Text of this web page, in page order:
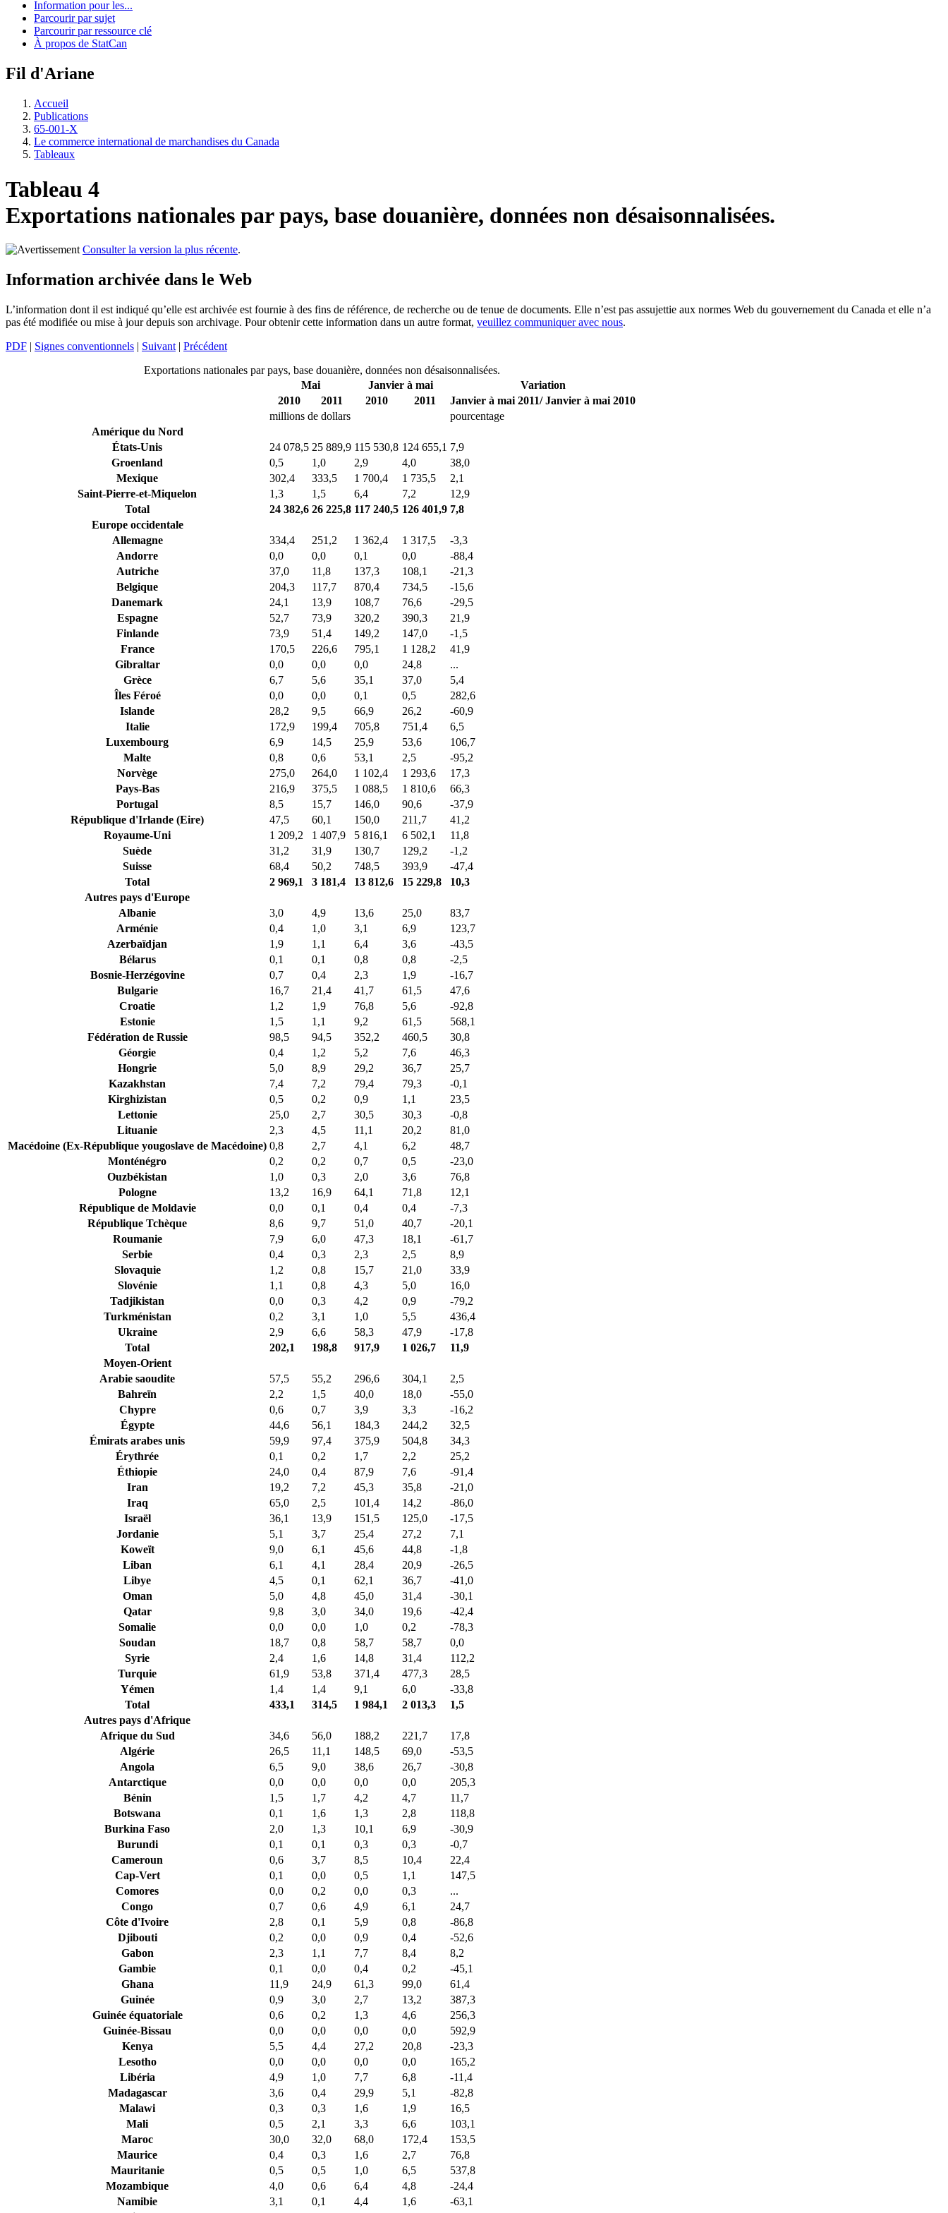
Information pour les...
Parcourir par sujet
Parcourir par ressource clé
À propos de StatCan
Fil d'Ariane
Accueil
Publications
65-001-X
Le commerce international de marchandises du Canada
Tableaux
Tableau 4
Exportations nationales par pays, base douanière, données non désaisonnalisées.
Consulter la version la plus récente.
Information archivée dans le Web
L’information dont il est indiqué qu’elle est archivée est fournie à des fins de référence, de recherche ou de tenue de documents. Elle n’est pas assujettie aux normes Web du gouvernement du Canada et elle n’a
pas été modifiée ou mise à jour depuis son archivage. Pour obtenir cette information dans un autre format, veuillez communiquer avec nous.
PDF | Signes conventionnels | Suivant | Précédent
Exportations nationales par pays, base douanière, données non désaisonnalisées.
Mai
Janvier à mai
Variation
2010
2011 2010 2011
Janvier à mai 2011/ Janvier à mai 2010
millions de dollars
pourcentage
Amérique du Nord
États-Unis
24 078,5 25 889,9 115 530,8 124 655,1 7,9
Groenland
0,5 1,0 2,9 4,0
38,0
Mexique
302,4 333,5 1 700,4 1 735,5
2,1
Saint-Pierre-et-Miquelon
1,3 1,5 6,4 7,2
12,9
Total
24 382,6 26 225,8 117 240,5 126 401,9 7,8
Europe occidentale
Allemagne
334,4 251,2 1 362,4 1 317,5
-3,3
Andorre
0,0 0,0 0,1 0,0
-88,4
Autriche
37,0 11,8 137,3 108,1
-21,3
Belgique
204,3 117,7 870,4 734,5
-15,6
Danemark
24,1 13,9 108,7 76,6
-29,5
Espagne
52,7 73,9 320,2 390,3
21,9
Finlande
73,9 51,4 149,2 147,0
-1,5
France
170,5 226,6 795,1 1 128,2
41,9
Gibraltar
0,0 0,0 0,0 24,8
...
Grèce
6,7 5,6 35,1 37,0
5,4
Îles Féroé
0,0 0,0 0,1 0,5
282,6
Islande
28,2 9,5 66,9 26,2
-60,9
Italie
172,9 199,4 705,8 751,4
6,5
Luxembourg
6,9 14,5 25,9 53,6
106,7
Malte
0,8 0,6 53,1 2,5
-95,2
Norvège
275,0 264,0 1 102,4 1 293,6
17,3
Pays-Bas
216,9 375,5 1 088,5 1 810,6
66,3
Portugal
8,5 15,7 146,0 90,6
-37,9
République d'Irlande (Eire)
47,5 60,1 150,0 211,7
41,2
Royaume-Uni
1 209,2 1 407,9 5 816,1 6 502,1
11,8
Suède
31,2 31,9 130,7 129,2
-1,2
Suisse
68,4 50,2 748,5 393,9
-47,4
Total
2 969,1 3 181,4 13 812,6 15 229,8
10,3
Autres pays d'Europe
Albanie
3,0 4,9 13,6 25,0
83,7
Arménie
0,4 1,0 3,1 6,9
123,7
Azerbaïdjan
1,9 1,1 6,4 3,6
-43,5
Bélarus
0,1 0,1 0,8 0,8
-2,5
Bosnie-Herzégovine
0,7 0,4 2,3 1,9
-16,7
Bulgarie
16,7 21,4 41,7 61,5
47,6
Croatie
1,2 1,9 76,8 5,6
-92,8
Estonie
1,5 1,1 9,2 61,5
568,1
Fédération de Russie
98,5 94,5 352,2 460,5
30,8
Géorgie
0,4 1,2 5,2 7,6
46,3
Hongrie
5,0 8,9 29,2 36,7
25,7
Kazakhstan
7,4 7,2 79,4 79,3
-0,1
Kirghizistan
0,5 0,2 0,9 1,1
23,5
Lettonie
25,0 2,7 30,5 30,3
-0,8
Lituanie
2,3 4,5 11,1 20,2
81,0
Macédoine (Ex-République yougoslave de Macédoine) 0,8 2,7 4,1 6,2
48,7
Monténégro
0,2 0,2 0,7 0,5
-23,0
Ouzbékistan
1,0 0,3 2,0 3,6
76,8
Pologne
13,2 16,9 64,1 71,8
12,1
République de Moldavie
0,0 0,1 0,4 0,4
-7,3
République Tchèque
8,6 9,7 51,0 40,7
-20,1
Roumanie
7,9 6,0 47,3 18,1
-61,7
Serbie
0,4 0,3 2,3 2,5
8,9
Slovaquie
1,2 0,8 15,7 21,0
33,9
Slovénie
1,1 0,8 4,3 5,0
16,0
Tadjikistan
0,0 0,3 4,2 0,9
-79,2
Turkménistan
0,2 3,1 1,0 5,5
436,4
Ukraine
2,9 6,6 58,3 47,9
-17,8
Total
202,1 198,8 917,9 1 026,7
11,9
Moyen-Orient
Arabie saoudite
57,5 55,2 296,6 304,1
2,5
Bahreïn
2,2 1,5 40,0 18,0
-55,0
Chypre
0,6 0,7 3,9 3,3
-16,2
Égypte
44,6 56,1 184,3 244,2
32,5
Émirats arabes unis
59,9 97,4 375,9 504,8
34,3
Érythrée
0,1 0,2 1,7 2,2
25,2
Éthiopie
24,0 0,4 87,9 7,6
-91,4
Iran
19,2 7,2 45,3 35,8
-21,0
Iraq
65,0 2,5 101,4 14,2
-86,0
Israël
36,1 13,9 151,5 125,0
-17,5
Jordanie
5,1 3,7 25,4 27,2
7,1
Koweït
9,0 6,1 45,6 44,8
-1,8
Liban
6,1 4,1 28,4 20,9
-26,5
Libye
4,5 0,1 62,1 36,7
-41,0
Oman
5,0 4,8 45,0 31,4
-30,1
Qatar
9,8 3,0 34,0 19,6
-42,4
Somalie
0,0 0,0 1,0 0,2
-78,3
Soudan
18,7 0,8 58,7 58,7
0,0
Syrie
2,4 1,6 14,8 31,4
112,2
Turquie
61,9 53,8 371,4 477,3
28,5
Yémen
1,4 1,4 9,1 6,0
-33,8
Total
433,1 314,5 1 984,1 2 013,3
1,5
Autres pays d'Afrique
Afrique du Sud
34,6 56,0 188,2 221,7
17,8
Algérie
26,5 11,1 148,5 69,0
-53,5
Angola
6,5 9,0 38,6 26,7
-30,8
Antarctique
0,0 0,0 0,0 0,0
205,3
Bénin
1,5 1,7 4,2 4,7
11,7
Botswana
0,1 1,6 1,3 2,8
118,8
Burkina Faso
2,0 1,3 10,1 6,9
-30,9
Burundi
0,1 0,1 0,3 0,3
-0,7
Cameroun
0,6 3,7 8,5 10,4
22,4
Cap-Vert
0,1 0,0 0,5 1,1
147,5
Comores
0,0 0,2 0,0 0,3
...
Congo
0,7 0,6 4,9 6,1
24,7
Côte d'Ivoire
2,8 0,1 5,9 0,8
-86,8
Djibouti
0,2 0,0 0,9 0,4
-52,6
Gabon
2,3 1,1 7,7 8,4
8,2
Gambie
0,1 0,0 0,4 0,2
-45,1
Ghana
11,9 24,9 61,3 99,0
61,4
Guinée
0,9 3,0 2,7 13,2
387,3
Guinée équatoriale
0,6 0,2 1,3 4,6
256,3
Guinée-Bissau
0,0 0,0 0,0 0,0
592,9
Kenya
5,5 4,4 27,2 20,8
-23,3
Lesotho
0,0 0,0 0,0 0,0
165,2
Libéria
4,9 1,0 7,7 6,8
-11,4
Madagascar
3,6 0,4 29,9 5,1
-82,8
Malawi
0,3 0,3 1,6 1,9
16,5
Mali
0,5 2,1 3,3 6,6
103,1
Maroc
30,0 32,0 68,0 172,4
153,5
Maurice
0,4 0,3 1,6 2,7
76,8
Mauritanie
0,5 0,5 1,0 6,5
537,8
Mozambique
4,0 0,6 6,4 4,8
-24,4
Namibie
3,1 0,1 4,4 1,6
-63,1